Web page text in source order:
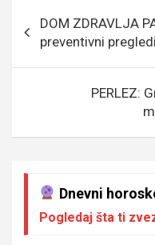
o
o
чланка
DOM ZDRAVLJA
preventivni
PERLEZ:
Dnevni
Pogledaj šta ti